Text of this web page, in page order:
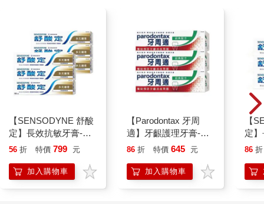
【SENSODYNE 舒酸
定】長效抗敏牙膏-多
元護理120gx6入
56 折 特價 799 元
加入購物車
【Parodontax 牙周
適】牙齦護理牙膏-經
典配方90gx3入
86 折 特價 645 元
加入購物車
【
定
涼薄
86 折